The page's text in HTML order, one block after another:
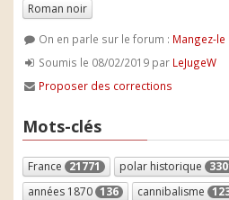
Roman noir
On en parle sur le forum : Mangez-le
Soumis le 08/02/2019 par LeJugeW
Proposer des corrections
Mots-clés
France 21771 polar historique
années 1870 136 cannibalisme